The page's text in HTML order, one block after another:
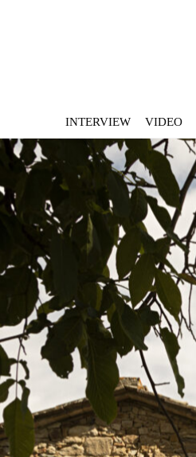
INTERVIEW VIDEO